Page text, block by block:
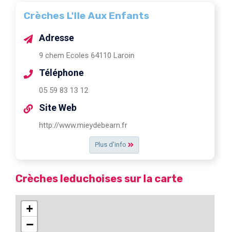
Crèches L'Ile Aux Enfants
Plus d'info
Adresse
9 chem Ecoles 64110 Laroin
Téléphone
05 59 83 13 12
Site Web
http://www.mieydebearn.fr
Crèches leduchoises sur la carte
+
−